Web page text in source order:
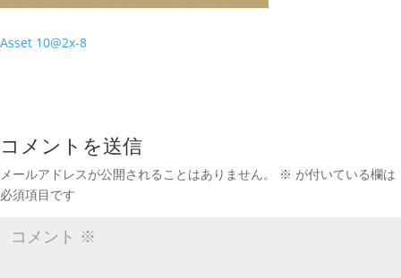
Asset 10@2x-8
コメントを送信
メールアドレスが公開されることはありません。 ※ が付いている欄は
必須項目です